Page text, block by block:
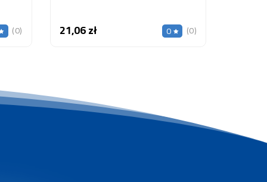
(0) 21,06 złCena 0 (0)